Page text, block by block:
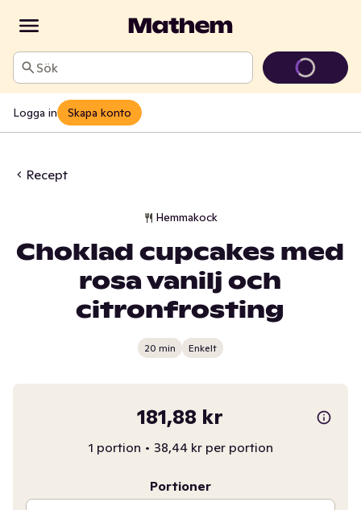
Sök
Logga in Skapa konto
Recept
Hemmakock
Choklad cupcakes med
rosa vanilj och
citronfrosting
20 min Enkelt
181,88 kr
1 portion • 38,44 kr per portion
Portioner